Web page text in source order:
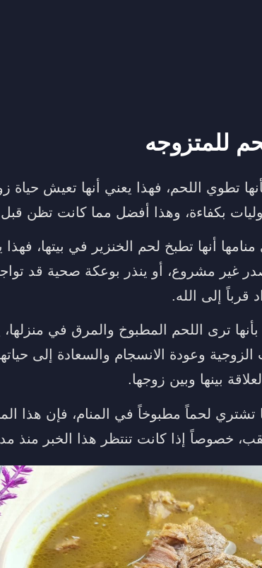
للمتزوجه
تطوي اللحم، فهذا يعني أنها تعيش حياة
بكفاءة، وهذا أفضل مما كانت تظن قبل
أنها تطبخ لحم الخنزير في بيتها،
غير مشروع، أو ينذر بوعكة صحية قد
قرباً إلى الله.
ترى اللحم المطبوخ والمرق في
الزوجية وعودة الانسجام والسعادة إلى
بينها وبين زوجها.
تشتري لحماً مطبوخاً في المنام، فإن هذا
خصوصاً إذا كانت تنتظر هذا الخبر منذ